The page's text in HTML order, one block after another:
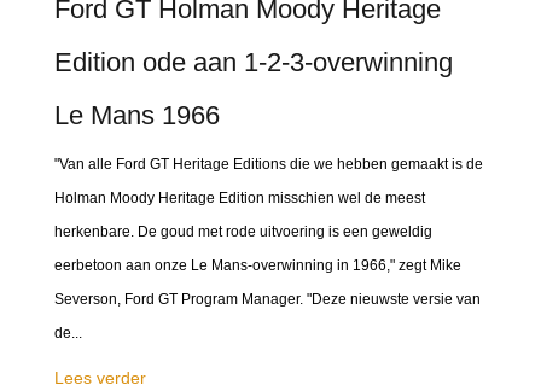
Ford GT Holman Moody Heritage
Edition ode aan 1-2-3-overwinning
Le Mans 1966
"Van alle Ford GT Heritage Editions die we hebben gemaakt is de
Holman Moody Heritage Edition misschien wel de meest
herkenbare. De goud met rode uitvoering is een geweldig
eerbetoon aan onze Le Mans-overwinning in 1966," zegt Mike
Severson, Ford GT Program Manager. "Deze nieuwste versie van
de...
Lees verder